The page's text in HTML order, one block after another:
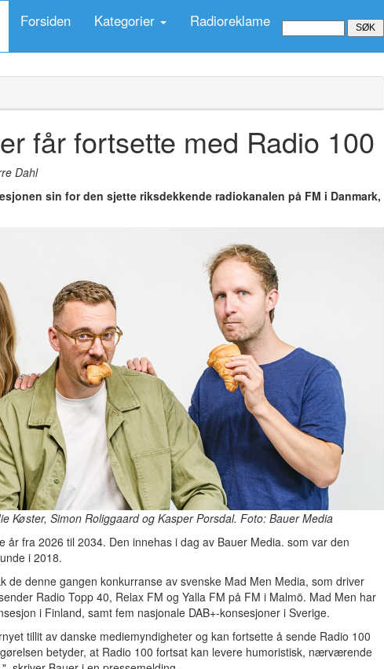
Forsiden Kategorier Radioreklame
får fortsette med Radio 100
Dahl
sin for den sjette riksdekkende radiokanalen på FM i Danmark,
Køster, Simon Roliggaard og Kasper Porsdal. Foto: Bauer Media
år fra 2026 til 2034. Den innehas i dag av Bauer Media. som var den
i 2018.
de denne gangen konkurranse av svenske Mad Men Media, som driver
Radio Topp 40, Relax FM og Yalla FM på FM i Malmö. Mad Men har
i Finland, samt fem nasjonale DAB+-konsesjoner i Sverige.
tillit av danske mediemyndigheter og kan fortsette å sende Radio 100
betyder, at Radio 100 fortsat kan levere humoristisk, nærværende